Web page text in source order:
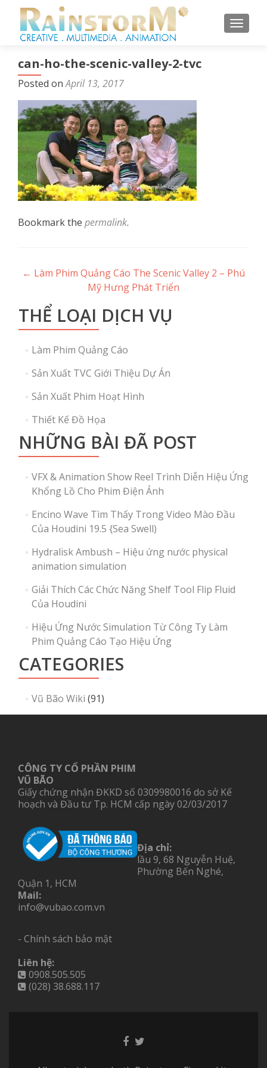
can-ho-the-scenic-valley-2-tvc
Posted onApril 13, 2017
Bookmark the permalink.
Post
navigation
← Làm Phim Quảng Cáo The Scenic Valley 2 – Phú
Mỹ Hưng Phát Triển
THỂ LOẠI DỊCH VỤ
Làm Phim Quảng Cáo
Sản Xuất TVC Giới Thiệu Dự Án
Sản Xuất Phim Hoạt Hình
Thiết Kế Đồ Họa
NHỮNG BÀI ĐÃ POST
VFX & Animation Show Reel Trình Diễn Hiệu Ứng
Khổng Lồ Cho Phim Điện Ảnh
Encino Wave Tìm Thấy Trong Video Mào Đầu
Của Houdini 19.5 {Sea Swell)
Hydralisk Ambush – Hiệu ứng nước physical
animation simulation
Giải Thích Các Chức Năng Shelf Tool Flip Fluid
Của Houdini
Hiệu Ứng Nước Simulation Từ Công Ty Làm
Phim Quảng Cáo Tạo Hiệu Ứng
CATEGORIES
Vũ Bão Wiki (91)
CÔNG TY CỔ PHẦN PHIM
VŨ BÃO
Giấy chứng nhận ĐKKD số 0309980016 do sở Kế
hoạch và Đầu tư Tp. HCM cấp ngày 02/03/2017
Địa chỉ:
lầu 9, 68 Nguyễn Huệ,
Phường Bến Nghé,
Quận 1, HCM
Mail:
info@vubao.com.vn
- Chính sách bảo mật
Liên hệ:
0908.505.505
(028) 38.688.117
Facebook
Twitter